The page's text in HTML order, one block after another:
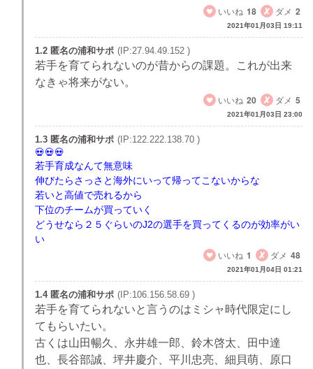
いいね 18 ダメ 2
2021年01月03日 19:11
1.2 匿名の浦和サポ (IP:27.94.49.152 )
若手を育てられないのが昔からの課題。これが出来
なきゃ将来がない。
いいね 20 ダメ 5
2021年01月03日 23:00
1.3 匿名の浦和サポ (IP:122.222.138.70 )
若手育成なんて無意味
伸びたらさっさと海外にいって帰ってこないからな
若いと高値で売れるから
下位のチームが買っていく
どうせなら２５ぐらいのJ2の選手を買ってくるのが効率がい
い
いいね 1 ダメ 48
2021年01月04日 01:21
1.4 匿名の浦和サポ (IP:106.156.58.69 )
若手を育てられないと言うのはミシャ時代限定にし
てもらいたい。
古くは山田暢久、永井雄一郎、鈴木啓太、田中達
也、長谷部誠、坪井慶介、平川忠亮、細貝萌、原口